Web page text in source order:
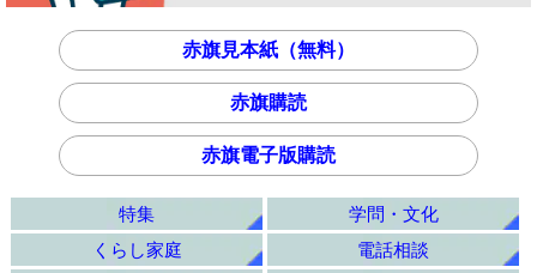
赤旗見本紙（無料）
赤旗購読
赤旗電子版購読
特集
学問・文化
くらし家庭
電話相談